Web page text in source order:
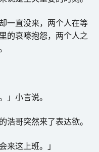
一直没来，两个人在等
的哀嚎抱怨，两个人之
」小言说。
浩哥突然来了表达欲。
来这上班。」